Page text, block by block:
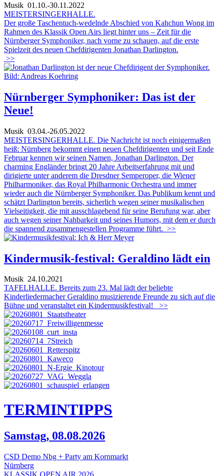
Musik 01.10.-30.11.2022
MEISTERSINGERHALLE.
Der große Taschentuch-wedelnde Abschied von Kahchun Wong im
Rahmen des Klassik Open Airs liegt hinter uns – Zeit für die
Nürnberger Symphoniker, nach vorne zu schauen, auf die erste
Spielzeit des neuen Chefdirigenten Jonathan Darlington.
>>
Nürnberger Symphoniker: Das ist der
Neue!
Musik 03.04.-26.05.2022
MEISTERSINGERHALLE. Die Nachricht ist noch einigermaßen
heiß: Nürnberg bekommt einen neuen Chefdirigenten und seit Ende
Februar kennen wir seinen Namen, Jonathan Darlington. Der
charming Engländer bringt 20 Jahre Arbeitserfahrung mit und
dirigierte unter anderem die Dresdner Semperoper, die Wiener
Philharmoniker, das Royal Philharmonic Orchestra und immer
wieder auch die Nürnberger Symphoniker. Das Publikum kennt und
schätzt Darlington bereits, sicherlich wegen seiner musikalischen
Vielseitigkeit, die mit ausschlagebend für seine Berufung war, aber
auch wegen seiner Nahbarkeit und seines Humors, mit dem er durch
die spannend zusammengestellen Programme führt. >>
Kindermusik-festival: Geraldino lädt ein
Musik 24.10.2021
TAFELHALLE. Bereits zum 23. Mal lädt der beliebte
Kinderliedermacher Geraldino musizierende Freunde zu sich auf die
Bühne und veranstaltet ein Kindermusikfestival!
>>
TERMINTIPPS
Samstag, 08.08.2026
CSD Demo Nbg + Party am Kornmarkt
Nürnberg